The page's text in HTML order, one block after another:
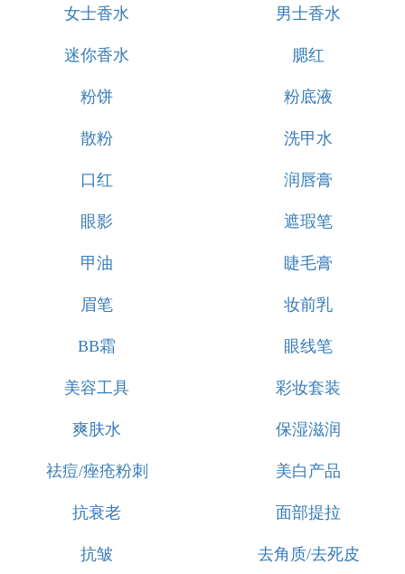
女士香水 男士香水
迷你香水 腮红
粉饼 粉底液
散粉 洗甲水
口红 润唇膏
眼影 遮瑕笔
甲油 睫毛膏
眉笔 妆前乳
BB霜 眼线笔
美容工具 彩妆套装
爽肤水 保湿滋润
祛痘/痤疮粉刺 美白产品
抗衰老 面部提拉
抗皱 去角质/去死皮